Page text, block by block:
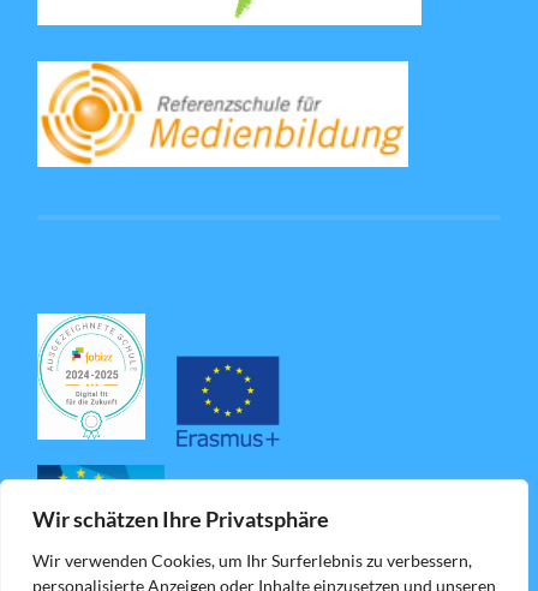
Wir schätzen Ihre Privatsphäre
Wir verwenden Cookies, um Ihr Surferlebnis zu verbessern,
personalisierte Anzeigen oder Inhalte einzusetzen und unseren